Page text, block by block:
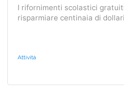
I rifornimenti scolastici
risparmiare centinaia di
Attività